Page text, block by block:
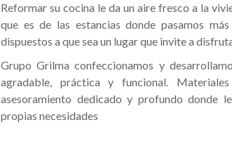
Reformar su cocina le da un aire fresco a la
que es de las estancias donde pasamos
dispuestos a que sea un lugar que invite a
Grupo Grilma confeccionamos y
agradable, práctica y funcional.
asesoramiento dedicado y profundo donde
propias necesidades